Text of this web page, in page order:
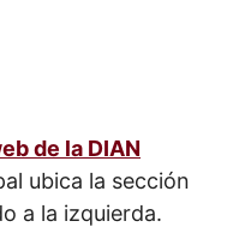
de la DIAN
ubica la sección
a la izquierda.